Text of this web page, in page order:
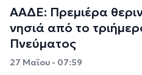
ΑΑΔΕ: Πρεμιέρα
νησιά από το
Πνεύματος
27 Μαΐου - 07:59